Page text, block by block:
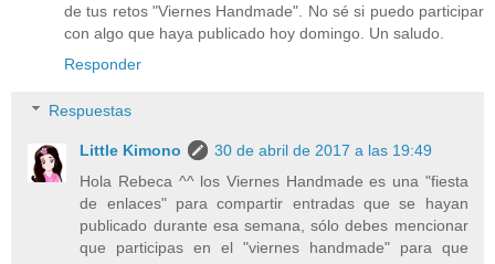
de tus retos "Viernes Handmade". No sé si puedo participar
con algo que haya publicado hoy domingo. Un saludo.
Responder
Respuestas
Little Kimono
30 de abril de 2017 a las 19:49
Hola Rebeca ^^ los Viernes Handmade es una "fiesta
de enlaces" para compartir entradas que se hayan
publicado durante esa semana, sólo debes mencionar
que participas en el "viernes handmade" para que